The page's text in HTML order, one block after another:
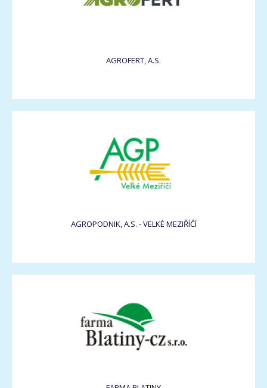
AGROFERT, A.S.
AGROPODNIK, A.S. - VELKÉ MEZIŘÍČÍ